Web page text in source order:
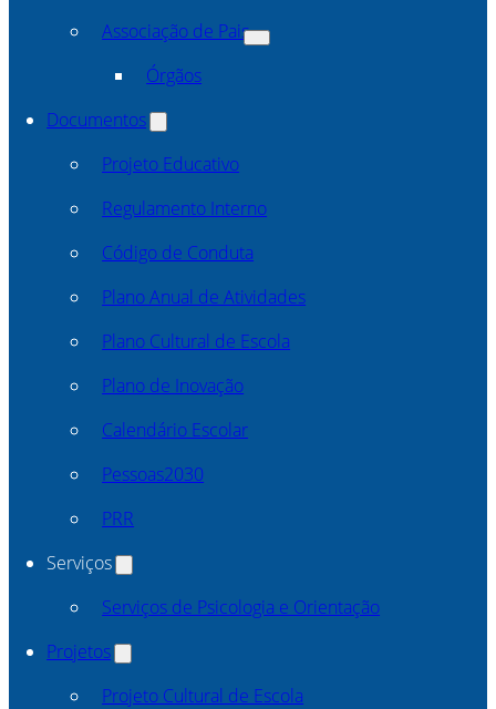
Associação de Pais
Órgãos
Documentos
Projeto Educativo
Regulamento Interno
Código de Conduta
Plano Anual de Atividades
Plano Cultural de Escola
Plano de Inovação
Calendário Escolar
Pessoas2030
PRR
Serviços
Serviços de Psicologia e Orientação
Projetos
Projeto Cultural de Escola